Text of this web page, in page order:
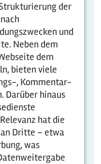
der
und
Neben dem
dem
bieten viele
, Kommentar-
Darüber hinaus
hat die
Dritte – etwa
was